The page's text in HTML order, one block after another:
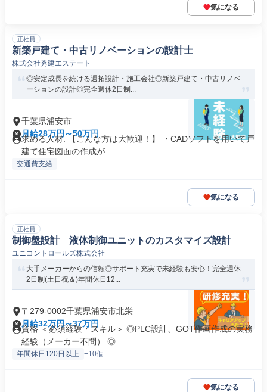
気になる
正社員
新築戸建て・中古リノベーションの設計士
株式会社秀建エステート
◎安定成長を続ける週拓設計・施工会社◎新築戸建て・中古リノベ
ーションの設計◎完全週休2日制...
千葉県浦安市
月給28万円～50万円
求める人材: 【こんな方は大歓迎！】 ・CADソフトを用いて戸
建て住宅図面の作成が...
交通費支給
気になる
正社員
制御盤設計 液体制御ユニットのカスタマイズ設計
ユニコントロールズ株式会社
大手メーカーからの信頼◎サポート充実で未経験も安心！完全週休
2日制(土日祝＆)年間休日12...
〒279-0002千葉県浦安市北栄
月給32万円～37万円
資格 ＜必須経験・スキル＞ ◎PLC設計、GOT作画作成の実務
経験（メーカー不問） ◎...
年間休日120日以上 +10個
気になる